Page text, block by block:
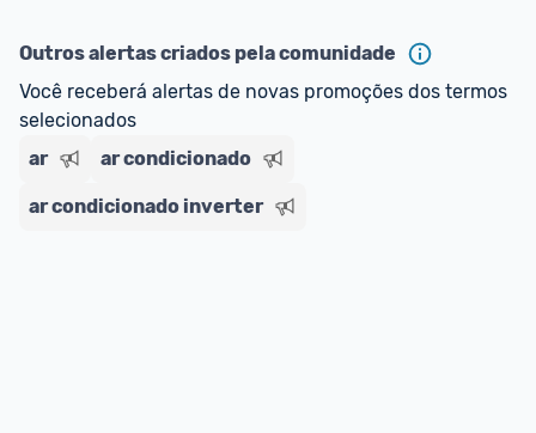
E lembre-se: você sempre pode contar ajuda da
comunidade para tirar dúvidas ou acionar os
nossos Admins marcando
comentário ou através do Fale com o Promobit.
Outros alertas criados pela comunidade
Você receberá alertas de novas promoções dos termos
selecionados
ar
ar condicionado
ar condicionado inverter